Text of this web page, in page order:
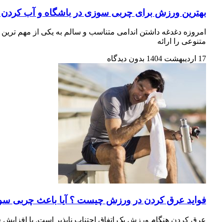
بهترین ورزش برای چربی سوزی در باشگاه و آب
امروزه دغدغه داشتن اندامی متناسب و سالم به یکی از مهم
متنوعی را ارائه
17 اردیبهشت 1404 بدون دیدگاه
فوايد عرق كردن در ورزش چیست ؟ آیا باعث چربی
عرق کردن هنگام ورزش یک اتفاق اجتناب ناپذیر است. با